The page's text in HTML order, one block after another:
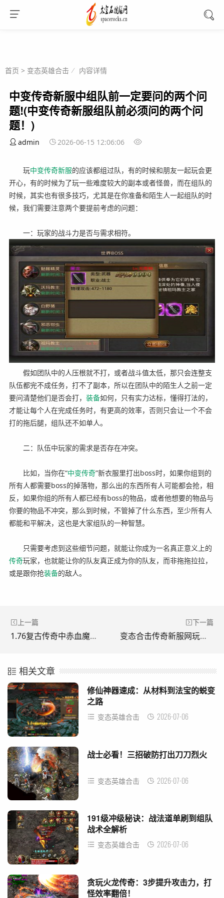
首页 > 变态英雄合击 内容详情
中变传奇新服中组队前一定要问的两个问
题!(中变传奇新服组队前必须问的两个问
题！)
admin 2026-06-15 12:06:06
玩中变传奇新服的应该都组过队，有的时候和朋友一起玩会更
开心，有的时候为了玩一些难度较大的副本或者怪兽，而在组队的
时候，其实也有很多技巧，尤其是在你准备和陌生人一起组队的时
候，我们需要注意两个要提前考虑的问题：
一：玩家的战斗力是否与需求相符。
假如团队中的人压根就不打，或者战斗值太低，那只会连整支
队伍都完不成任务，打不了副本，所以在团队中的陌生人之前一定
要问清楚他们是否会打， 装备如何，只有实力达标，懂得打法的，
才能让每个人在完成任务时，有更高的效率，否则只会让一个不会
打的拖后腿，组队还不如单人。
二：队伍中玩家的需求是否存在冲突。
比如，当你在“中变传奇”新衣服里打出boss时，如果你组到的
所有人都需要boss的掉落物，那么出的东西所有人可能都会抢，相
反，如果你组的所有人都已经有boss的物品，或者他想要的物品与
你要的物品不冲突，那么到时候，不管掉了什么东西，至少所有人
都能和平解决，这也是大家组队的一种智慧。
只需要考虑到这些细节问题，就能让你成为一名真正意义上的
传奇玩家，也就能让你的队友真正成为你的队友，而非拖拖拉拉，
或是跟你抢装备的敌人。
上一篇
1.76复古传奇中赤血魔剑制作材料与过程。(1.76复古传奇中赤血魔剑的制作材料和流程。)
下一篇
变态合击传奇新服网玩家技能等级有什么用?(《变形传奇新服中玩家技能等级有什么用？)
相关文章
修仙神器速成：从材料到法宝的蜕变
之路
变态英雄合击 2026-07-06
战士必看！三招破防打出刀刀烈火
变态英雄合击 2026-07-06
191级冲级秘诀：战法道单刷到组队
战术全解析
变态英雄合击 2026-07-06
贪玩火龙传奇：3步提升攻击力，打
怪效率翻倍！